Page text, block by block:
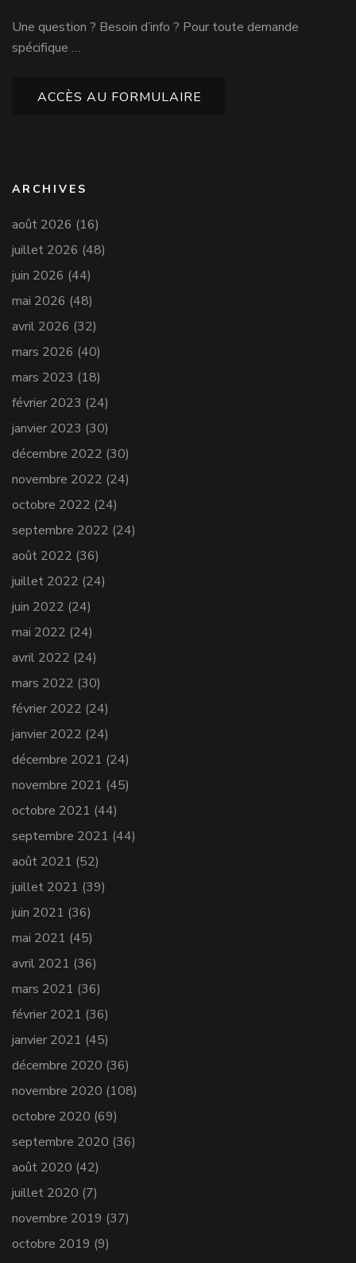
Une question ? Besoin d’info ? Pour toute demande
spécifique …
ACCÈS AU FORMULAIRE
ARCHIVES
août 2026 (16)
juillet 2026 (48)
juin 2026 (44)
mai 2026 (48)
avril 2026 (32)
mars 2026 (40)
mars 2023 (18)
février 2023 (24)
janvier 2023 (30)
décembre 2022 (30)
novembre 2022 (24)
octobre 2022 (24)
septembre 2022 (24)
août 2022 (36)
juillet 2022 (24)
juin 2022 (24)
mai 2022 (24)
avril 2022 (24)
mars 2022 (30)
février 2022 (24)
janvier 2022 (24)
décembre 2021 (24)
novembre 2021 (45)
octobre 2021 (44)
septembre 2021 (44)
août 2021 (52)
juillet 2021 (39)
juin 2021 (36)
mai 2021 (45)
avril 2021 (36)
mars 2021 (36)
février 2021 (36)
janvier 2021 (45)
décembre 2020 (36)
novembre 2020 (108)
octobre 2020 (69)
septembre 2020 (36)
août 2020 (42)
juillet 2020 (7)
novembre 2019 (37)
octobre 2019 (9)